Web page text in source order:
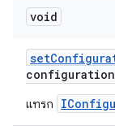
void
set
แทรก